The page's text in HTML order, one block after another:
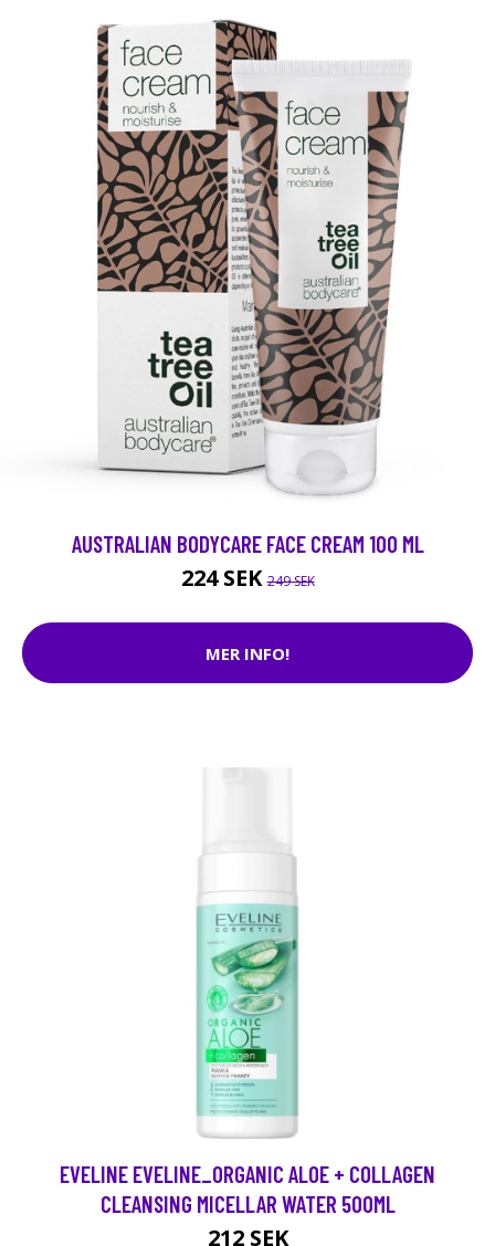
AUSTRALIAN BODYCARE FACE CREAM 100 ML
224 SEK249 SEK
MER INFO!
EVELINE EVELINE_ORGANIC ALOE + COLLAGEN
CLEANSING MICELLAR WATER 500ML
212 SEK